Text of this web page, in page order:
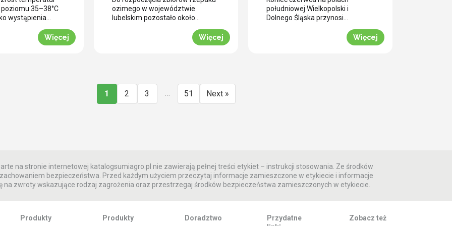
aplikacji w
warunkach
35–38°C
wystąpienia
uwarunkowaniach
Więcej
desykację? (WIDEO)
ozimego w województwie
lubelskim pozostało około
moment na zaplanowanie
przeprowadzona desykacja
Więcej
samym wjazdem kombajnu?
południowej Wielkopolski i
Dolnego Śląska przynosi
skrajne emocje (BBCH 80-83).Więcej
1 2 3 … 51 Next »
na stronie internetowej katalogsumiagro.pl nie zawierają pełnej treści etykiet – instrukcji stosowania. Ze środków
bezpieczeństwa. Przed każdym użyciem przeczytaj informacje zamieszczone w etykiecie i informacje
na zwroty wskazujące rodzaj zagrożenia oraz przestrzegaj środków bezpieczeństwa zamieszczonych w etykiecie.
Produkty Produkty Doradztwo
Przydatne
Zobacz też